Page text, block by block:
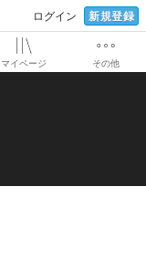
ログイン 新規登録
マイページ その他